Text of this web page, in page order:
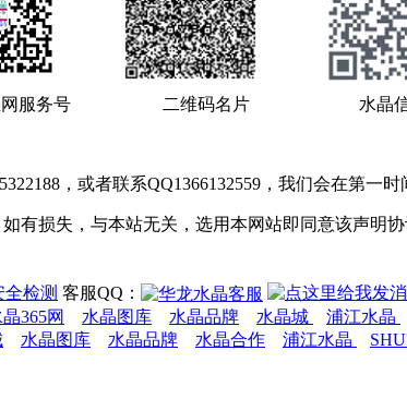
息网服务号 二维码名片 水晶信
，或者联系QQ1366132559，我们会在第一时
有损失，与本站无关，选用本网站即同意该声明协
全检测 客服QQ：
365网 水晶图库 水晶品牌 水晶城 浦江水晶
水晶图库 水晶品牌 水晶合作 浦江水晶